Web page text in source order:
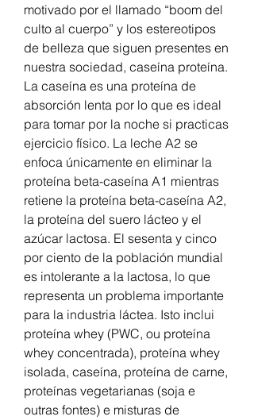
motivado por el llamado “boom del
culto al cuerpo” y los estereotipos
de belleza que siguen presentes en
nuestra sociedad, caseína proteína.
La caseína es una proteína de
absorción lenta por lo que es ideal
para tomar por la noche si practicas
ejercicio físico. La leche A2 se
enfoca únicamente en eliminar la
proteína beta-caseína A1 mientras
retiene la proteína beta-caseína A2,
la proteína del suero lácteo y el
azúcar lactosa. El sesenta y cinco
por ciento de la población mundial
es intolerante a la lactosa, lo que
representa un problema importante
para la industria láctea. Isto inclui
proteína whey (PWC, ou proteína
whey concentrada), proteína whey
isolada, caseína, proteína de carne,
proteínas vegetarianas (soja e
outras fontes) e misturas de